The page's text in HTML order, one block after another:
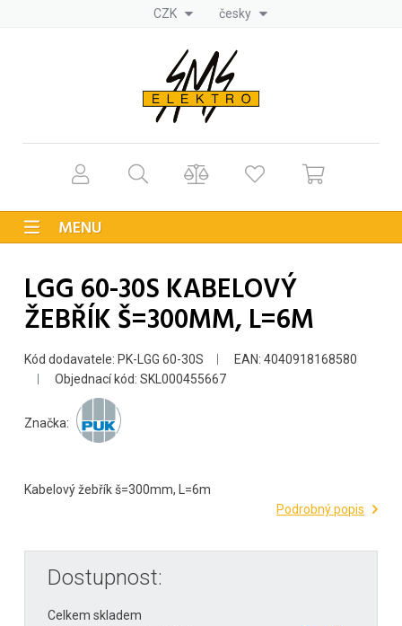
CZK česky
MENU
LGG 60-30S KABELOVÝ
ŽEBŘÍK Š=300MM, L=6M
Kód dodavatele: PK-LGG 60-30S
EAN: 4040918168580
Objednací kód: SKL000455667
Značka:
Kabelový žebřík š=300mm, L=6m
Podrobný popis
Dostupnost:
Celkem skladem